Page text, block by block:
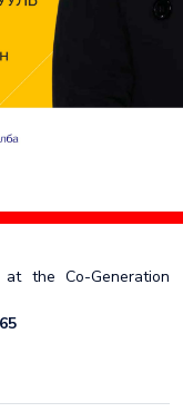
the Co-Generation